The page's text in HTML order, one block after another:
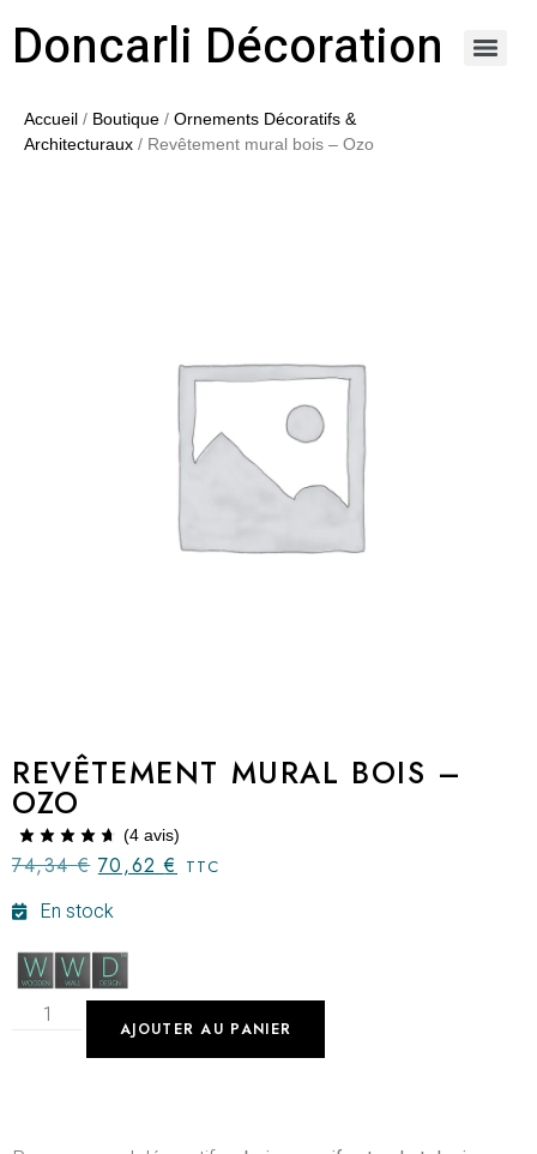
Doncarli Décoration
Accueil / Boutique / Ornements Décoratifs &
Architecturaux / Revêtement mural bois – Ozo
REVÊTEMENT MURAL BOIS –
OZO
(4 avis)
74,34€ 70,62€ TTC
En stock
AJOUTER AU PANIER